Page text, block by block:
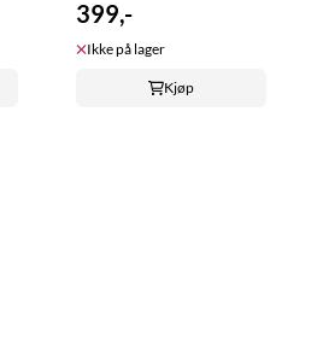
399,-
Ikke på lager
Kjøp